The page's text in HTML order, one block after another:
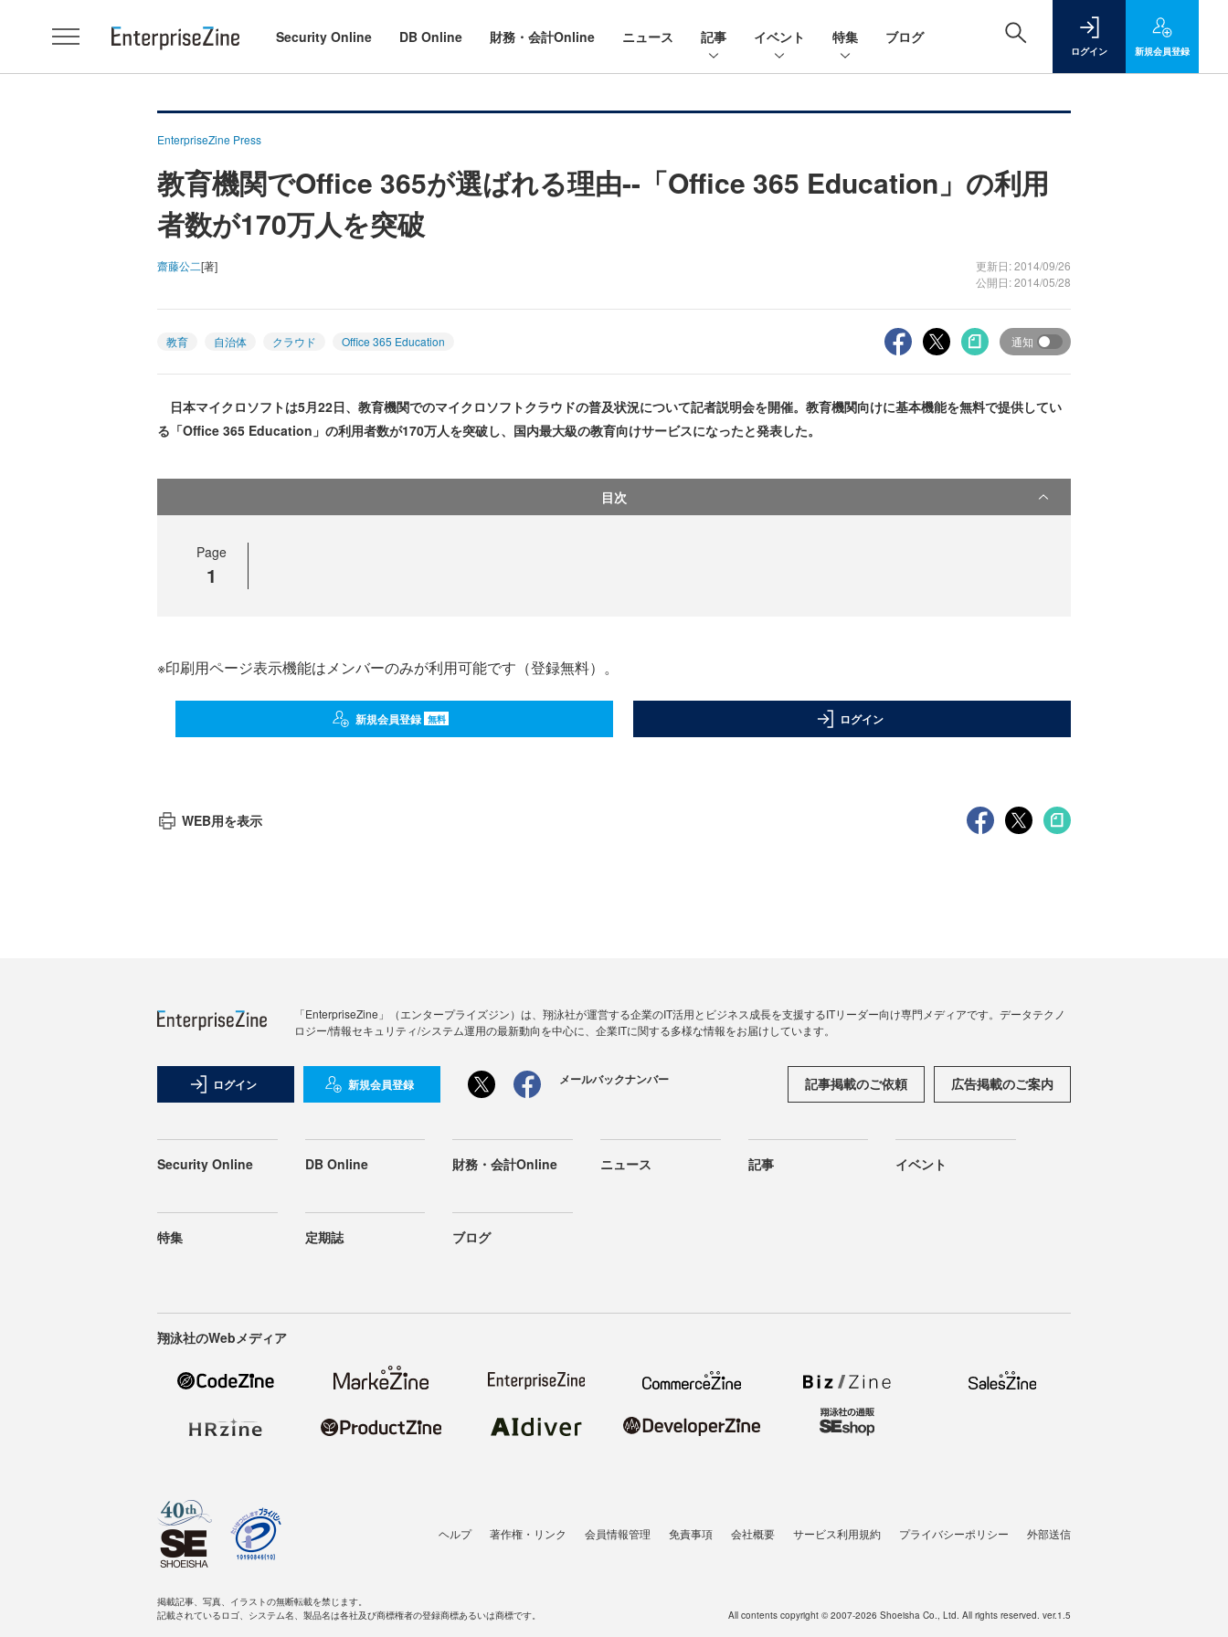
Security Online DB Online 財務・会計Online ニュース 記事 イベント 特集 ブログ
ログイン 新規会員登録
EnterpriseZine Press
教育機関でOffice 365が選ばれる理由--「Office 365 Education」の利用
者数が170万人を突破
齋藤公二[著]
更新日: 2014/09/26
公開日: 2014/05/28
教育 自治体 クラウド Office 365 Education 通知
日本マイクロソフトは5月22日、教育機関でのマイクロソフトクラウドの普及状況について記者説明会を開催。教育機関向けに基本機能を無料で提供してい
る「Office 365 Education」の利用者数が170万人を突破し、国内最大級の教育向けサービスになったと発表した。
目次
Page
1
※印刷用ページ表示機能はメンバーのみが利用可能です（登録無料）。
新規会員登録 無料 ログイン
WEB用を表示
「EnterpriseZine」（エンタープライズジン）は、翔泳社が運営する企業のIT活用とビジネス成長を支援するITリーダー向け専門メディアです。データテクノ
ロジー/情報セキュリティ/システム運用の最新動向を中心に、企業ITに関する多様な情報をお届けしています。
ログイン 新規会員登録 メールバックナンバー 記事掲載のご依頼 広告掲載のご案内
Security Online DB Online 財務・会計Online ニュース 記事 イベント
特集 定期誌 ブログ
翔泳社のWebメディア
ヘルプ 著作権・リンク 会員情報管理 免責事項 会社概要 サービス利用規約 プライバシーポリシー 外部送信
掲載記事、写真、イラストの無断転載を禁じます。
記載されているロゴ、システム名、製品名は各社及び商標権者の登録商標あるいは商標です。
All contents copyright © 2007-2026 Shoeisha Co., Ltd. All rights reserved. ver.1.5